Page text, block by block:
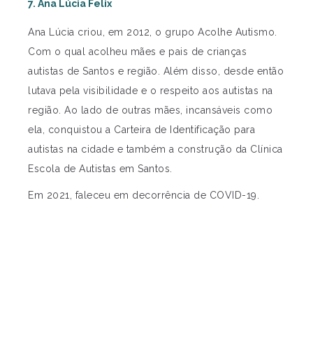
7. Ana Lúcia Felix
Ana Lúcia criou, em 2012, o grupo Acolhe Autismo.
Com o qual acolheu mães e pais de crianças
autistas de Santos e região. Além disso, desde então
lutava pela visibilidade e o respeito aos autistas na
região. Ao lado de outras mães, incansáveis como
ela, conquistou a Carteira de Identificação para
autistas na cidade e também a construção da Clínica
Escola de Autistas em Santos.
Em 2021, faleceu em decorrência de COVID-19.